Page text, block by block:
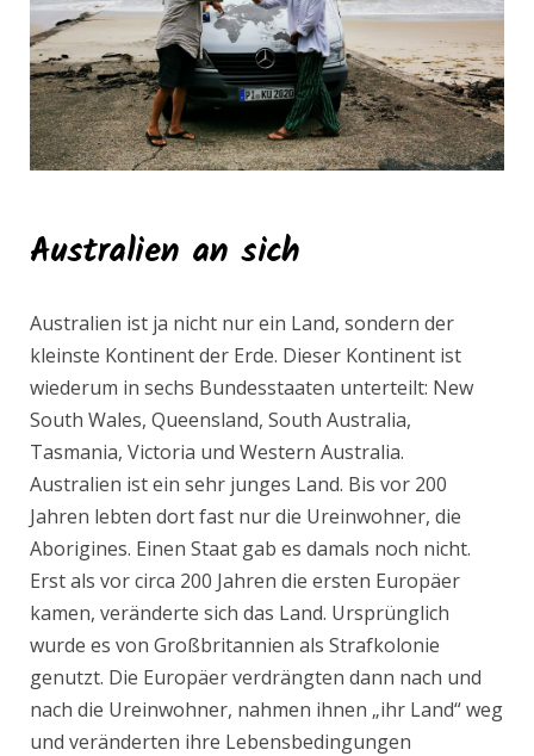
Australien an sich
Australien ist ja nicht nur ein Land, sondern der
kleinste Kontinent der Erde. Dieser Kontinent ist
wiederum in sechs Bundesstaaten unterteilt: New
South Wales, Queensland, South Australia,
Tasmania, Victoria und Western Australia.
Australien ist ein sehr junges Land. Bis vor 200
Jahren lebten dort fast nur die Ureinwohner, die
Aborigines. Einen Staat gab es damals noch nicht.
Erst als vor circa 200 Jahren die ersten Europäer
kamen, veränderte sich das Land. Ursprünglich
wurde es von Großbritannien als Strafkolonie
genutzt. Die Europäer verdrängten dann nach und
nach die Ureinwohner, nahmen ihnen „ihr Land“ weg
und veränderten ihre Lebensbedingungen